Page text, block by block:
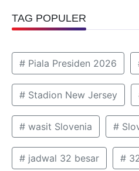
TAG POPULER
# Piala Presiden 2026
# Stadion New Jersey
# wasit Slovenia #
# jadwal 32 besar #